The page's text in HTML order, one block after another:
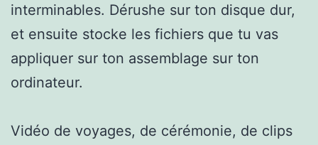
interminables. Dérushe sur ton disque dur,
et ensuite stocke les fichiers que tu vas
appliquer sur ton assemblage sur ton
ordinateur.
Vidéo de voyages, de cérémonie, de clips